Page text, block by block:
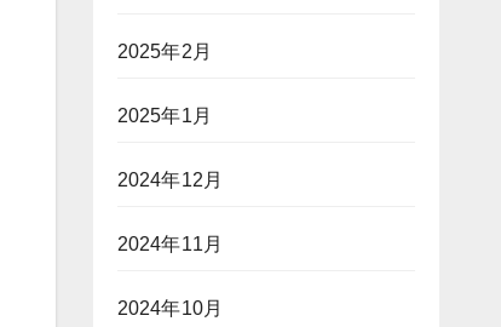
2025年2月
2025年1月
2024年12月
2024年11月
2024年10月